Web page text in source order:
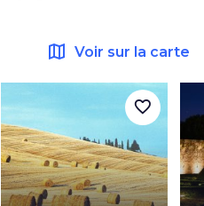
map Voir sur la carte
favorite_border